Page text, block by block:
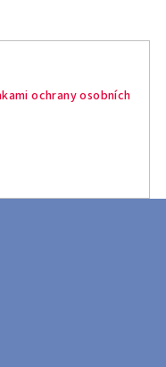
ochrany osobních